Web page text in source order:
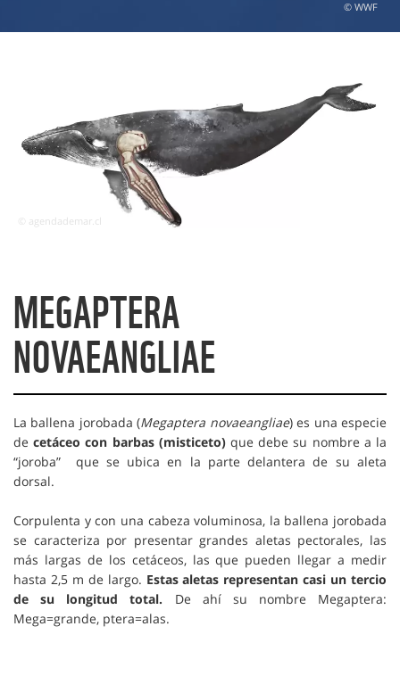
© WWF
© agendademar.cl
MEGAPTERA
NOVAEANGLIAE
La ballena jorobada (Megaptera novaeangliae) es una especie
decetáceo con barbas (misticeto)que debe su nombre a la
“joroba” que se ubica en la parte delantera de su aleta
dorsal.
Corpulenta y con una cabeza voluminosa, la ballena jorobada
se caracteriza por presentar grandes aletas pectorales, las
más largas de los cetáceos, las que pueden llegar a medir
hasta 2,5 m de largo. Estas aletas representan casi un tercio
de su longitud total. De ahí su nombre Megaptera:
Mega=grande, ptera=alas.